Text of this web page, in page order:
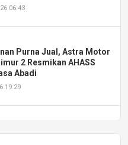
06:43
Purna Jual, Astra Motor
2 Resmikan AHASS
Abadi
19:29